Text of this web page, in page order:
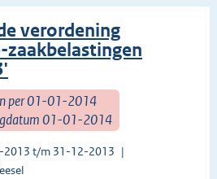
verordening
zaakbelastingen
per 01-01-2014
01-01-2014
2013 t/m 31-12-2013